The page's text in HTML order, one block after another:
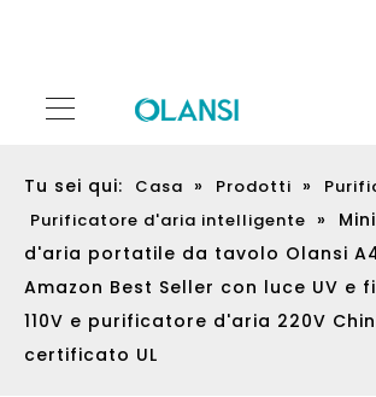
Tu sei qui: Casa » Prodotti »
Purificatore d'aria intelligente »
d'aria portatile da tavolo Olansi
Amazon Best Seller con luce UV e
110V e purificatore d'aria 220V
certificato UL